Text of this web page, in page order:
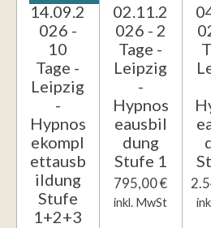
14.09.2
026 -
10
Tage -
Leipzig
-
Hypnos
ekompl
ettausb
ildung
Stufe
1+2+3
02.11.2
026 - 2
Tage -
Leipzig
-
Hypnos
eausbil
dung
Stufe 1
795,00 €
inkl. MwSt